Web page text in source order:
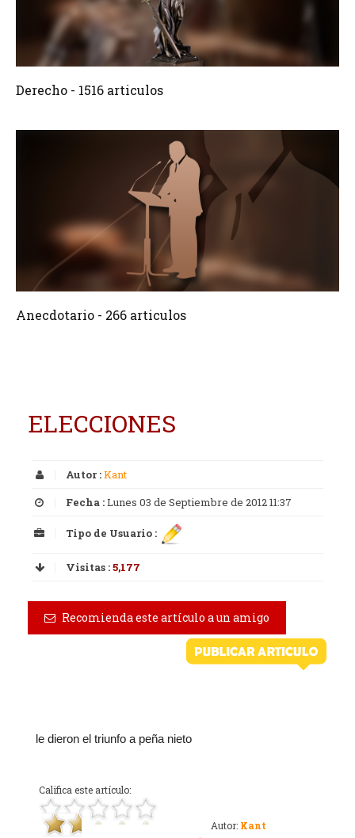
Crear 1516 Articulos
Derecho - 1516 articulos
Crear 266 Articulos
Anecdotario - 266 articulos
ELECCIONES
Autor :Kant
Fecha :Lunes 03 de Septiembre de 2012 11:37
Tipo de Usuario :
Visitas :5,177
Recomienda este artículo a un amigo
le dieron el triunfo a peña nieto
Califica este artículo:
Autor: Kant